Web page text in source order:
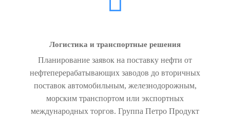
Логистика и транспортные решения
Планирование заявок на поставку нефти от
нефтеперерабатывающих заводов до вторичных
поставок автомобильным, железнодорожным,
морским транспортом или экспортных
международных торгов. Группа Петро Продукт